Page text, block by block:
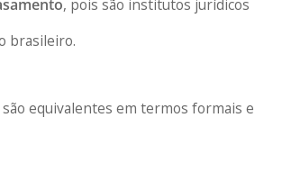
, pois são institutos jurídicos
brasileiro.
equivalentes em termos formais e